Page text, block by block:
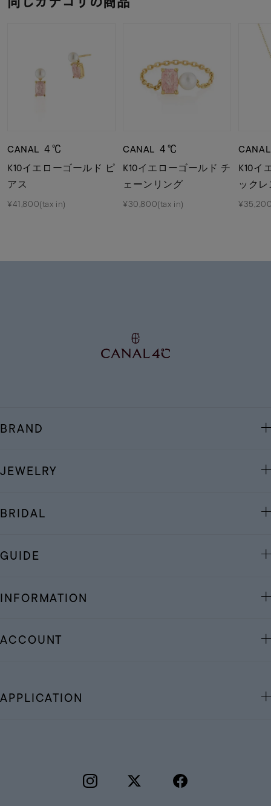
CANAL ４℃
K10イエローゴールド ピ
アス
¥41,800(tax in)
CANAL ４℃
K10イエローゴールド チ
ェーンリング
¥30,800(tax in)
K10イ
ック
BRAND
JEWELRY
BRIDAL
GUIDE
INFORMATION
ACCOUNT
APPLICATION